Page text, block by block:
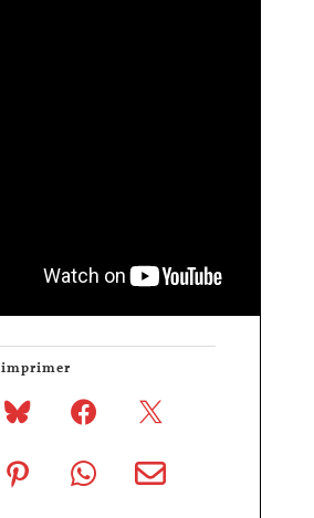
imprimer